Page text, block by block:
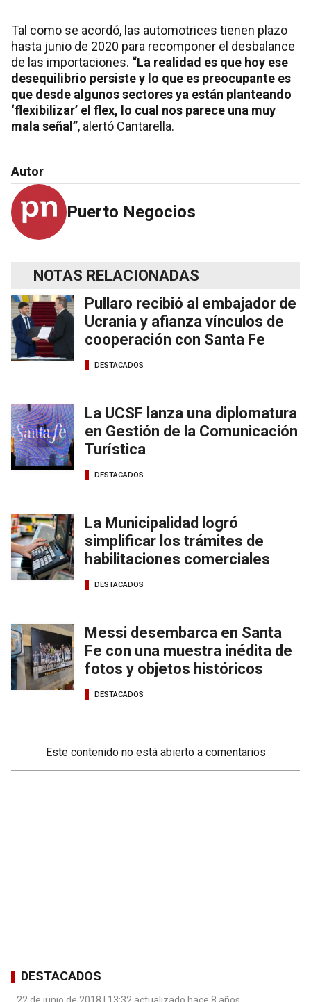
Tal como se acordó, las automotrices tienen plazo
hasta junio de 2020 para recomponer el desbalance
de las importaciones. “La realidad es que hoy ese
desequilibrio persiste y lo que es preocupante es
que desde algunos sectores ya están planteando
‘flexibilizar’ el flex, lo cual nos parece una muy
mala señal”, alertó Cantarella.
Autor
Puerto Negocios
NOTAS RELACIONADAS
Pullaro recibió al embajador de
Ucrania y afianza vínculos de
cooperación con Santa Fe
DESTACADOS
La UCSF lanza una diplomatura
en Gestión de la Comunicación
Turística
DESTACADOS
La Municipalidad logró
simplificar los trámites de
habilitaciones comerciales
DESTACADOS
Messi desembarca en Santa
Fe con una muestra inédita de
fotos y objetos históricos
DESTACADOS
Este contenido no está abierto a comentarios
DESTACADOS